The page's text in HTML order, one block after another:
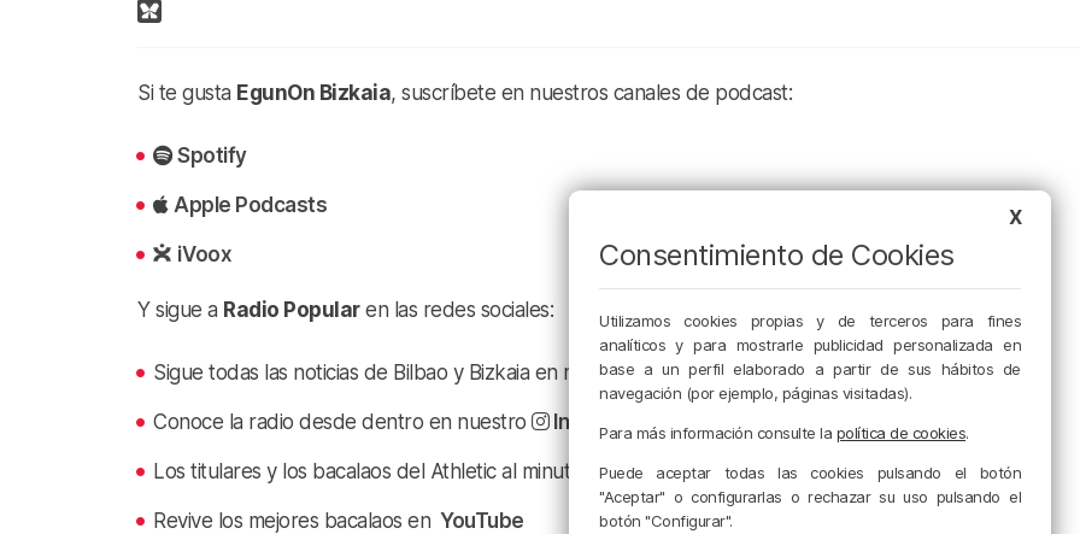
Si te gusta EgunOn Bizkaia, suscríbete en nuestros canales de podcast:
Spotify
Apple Podcasts
iVoox
Y sigue a Radio Popularen las redes sociales:
Sigue todas las noticias de Bilbao y Bizkaia en nuestro Facebook
Conoce la radio desde dentro en nuestro Instagram
Los titulares y los bacalaos del Athletic al minuto en X
Revive los mejores bacalaos en YouTube
X
Consentimiento de Cookies
Utilizamos cookies propias y de terceros para fines
analíticos y para mostrarle publicidad personalizada en
base a un perfil elaborado a partir de sus hábitos de
navegación (por ejemplo, páginas visitadas).
Para más información consulte la política de cookies.
Puede aceptar todas las cookies pulsando el botón
"Aceptar" o configurarlas o rechazar su uso pulsando el
botón "Configurar".